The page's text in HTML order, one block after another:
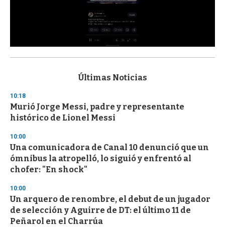
s
d
s
o
f
3
s
e
c
o
d
s
Últimas Noticias
10:18
Murió Jorge Messi, padre y representante
histórico de Lionel Messi
10:00
Una comunicadora de Canal 10 denunció que un
ómnibus la atropelló, lo siguió y enfrentó al
chofer: "En shock"
10:00
Un arquero de renombre, el debut de un jugador
de selección y Aguirre de DT: el último 11 de
Peñarol en el Charrúa